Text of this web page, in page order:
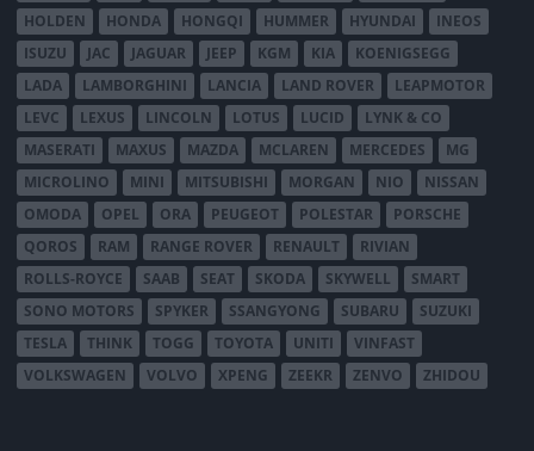
HOLDEN
HONDA HONGQI HUMMER HYUNDAI
INEOS
ISUZU
JAC JAGUAR JEEP KGM KIA
KOENIGSEGG
LADA
LAMBORGHINI LANCIA LAND ROVER
LEAPMOTOR
LEVC
LEXUS LINCOLN LOTUS LUCID
LYNK & CO
MASERATI
MAXUS MAZDA MCLAREN MERCEDES
MG
MICROLINO
MINI MITSUBISHI MORGAN NIO
NISSAN
OMODA
OPEL ORA PEUGEOT POLESTAR
PORSCHE
QOROS
RAM RANGE ROVER RENAULT
RIVIAN
ROLLS-ROYCE
SAAB SEAT SKODA SKYWELL
SMART
SONO MOTORS
SPYKER SSANGYONG SUBARU
SUZUKI
TESLA
THINK TOGG TOYOTA UNITI
VINFAST
VOLKSWAGEN
VOLVO XPENG ZEEKR ZENVO ZHIDOU